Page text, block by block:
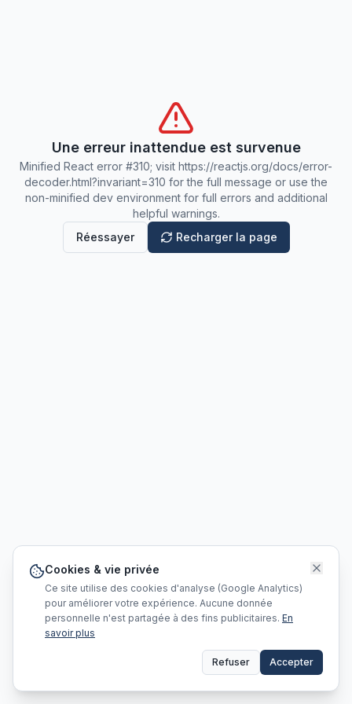
Une erreur inattendue est survenue
Minified React error #310; visit https://reactjs.org/docs/error-
decoder.html?invariant=310 for the full message or use the
non-minified dev environment for full errors and additional
helpful warnings.
Réessayer
Recharger la page
Cookies & vie privée
Ce site utilise des cookies d'analyse (Google Analytics)
pour améliorer votre expérience. Aucune donnée
personnelle n'est partagée à des fins publicitaires. En
savoir plus
Refuser Accepter